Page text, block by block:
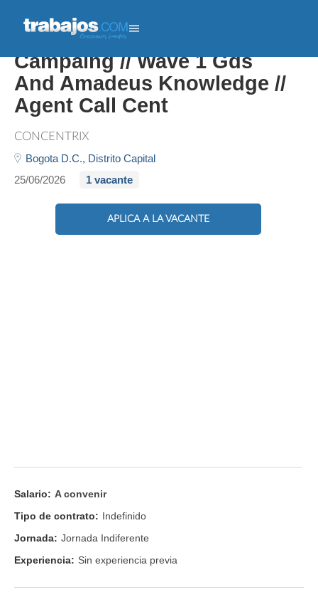
Backoffice And Call Travel
Campaing // Wave 1 Gds
And Amadeus Knowledge //
Agent Call Cent
CONCENTRIX
Bogota D.C., Distrito Capital
25/06/2026
1 vacante
APLICA A LA VACANTE
Salario: A convenir
Tipo de contrato: Indefinido
Jornada: Jornada Indiferente
Experiencia: Sin experiencia previa